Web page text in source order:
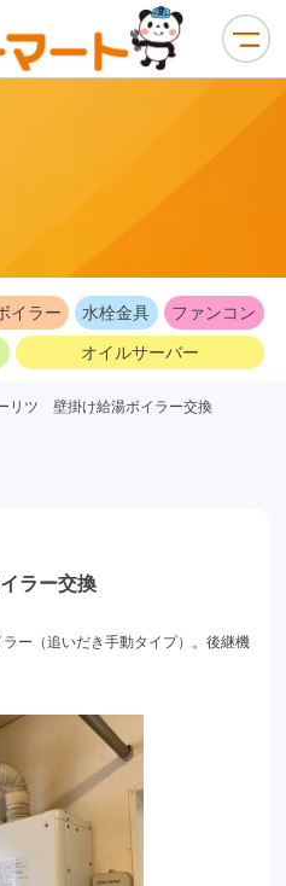
イラー 水栓金具 ファンコン
オイルサーバー
リツ 壁掛け給湯ボイラー交換
ラー交換
ー（追いだき手動タイプ）。後継機